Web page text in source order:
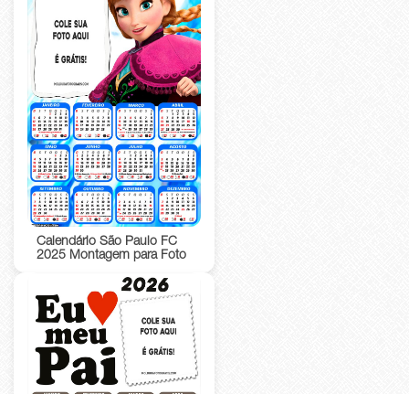
Calendário São Paulo FC
2025 Montagem para Foto